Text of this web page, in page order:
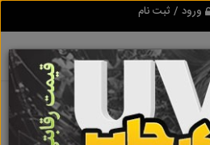
ورود / ثبت نام